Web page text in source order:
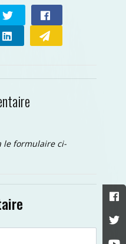
le formulaire ci-